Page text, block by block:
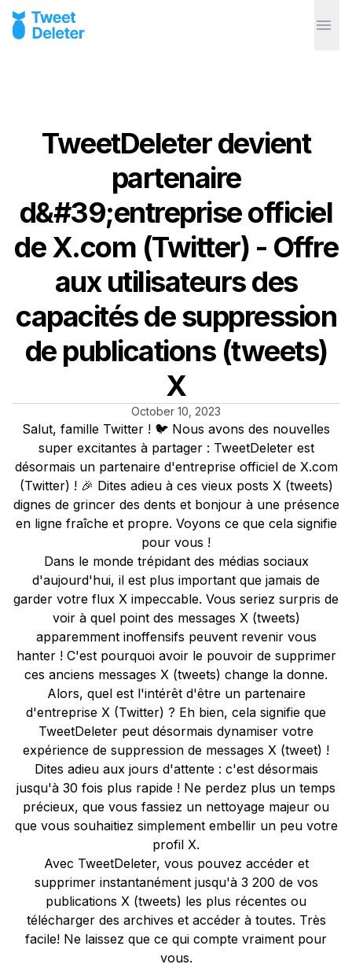
TweetDeleter devient
partenaire
d&#39;entreprise officiel
de X.com (Twitter) - Offre
aux utilisateurs des
capacités de suppression
de publications (tweets)
X
October 10, 2023
Salut, famille Twitter ! 🐦 Nous avons des nouvelles
super excitantes à partager : TweetDeleter est
désormais un partenaire d'entreprise officiel de X.com
(Twitter) ! 🎉 Dites adieu à ces vieux posts X (tweets)
dignes de grincer des dents et bonjour à une présence
en ligne fraîche et propre. Voyons ce que cela signifie
pour vous !
Dans le monde trépidant des médias sociaux
d'aujourd'hui, il est plus important que jamais de
garder votre flux X impeccable. Vous seriez surpris de
voir à quel point des messages X (tweets)
apparemment inoffensifs peuvent revenir vous
hanter ! C'est pourquoi avoir le pouvoir de supprimer
ces anciens messages X (tweets) change la donne.
Alors, quel est l'intérêt d'être un partenaire
d'entreprise X (Twitter) ? Eh bien, cela signifie que
TweetDeleter peut désormais dynamiser votre
expérience de suppression de messages X (tweet) !
Dites adieu aux jours d'attente : c'est désormais
jusqu'à 30 fois plus rapide ! Ne perdez plus un temps
précieux, que vous fassiez un nettoyage majeur ou
que vous souhaitiez simplement embellir un peu votre
profil X.
Avec TweetDeleter, vous pouvez accéder et
supprimer instantanément jusqu'à 3 200 de vos
publications X (tweets) les plus récentes ou
télécharger des archives et accéder à toutes. Très
facile! Ne laissez que ce qui compte vraiment pour
vous.